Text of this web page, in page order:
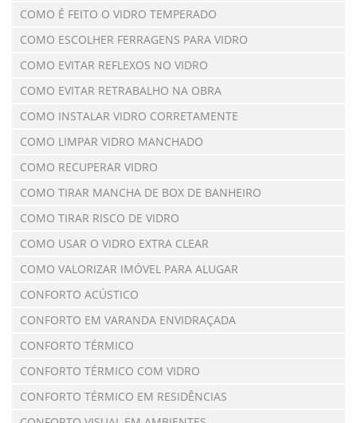
COMO É FEITO O VIDRO TEMPERADO
COMO ESCOLHER FERRAGENS PARA VIDRO
COMO EVITAR REFLEXOS NO VIDRO
COMO EVITAR RETRABALHO NA OBRA
COMO INSTALAR VIDRO CORRETAMENTE
COMO LIMPAR VIDRO MANCHADO
COMO RECUPERAR VIDRO
COMO TIRAR MANCHA DE BOX DE BANHEIRO
COMO TIRAR RISCO DE VIDRO
COMO USAR O VIDRO EXTRA CLEAR
COMO VALORIZAR IMÓVEL PARA ALUGAR
CONFORTO ACÚSTICO
CONFORTO EM VARANDA ENVIDRAÇADA
CONFORTO TÉRMICO
CONFORTO TÉRMICO COM VIDRO
CONFORTO TÉRMICO EM RESIDÊNCIAS